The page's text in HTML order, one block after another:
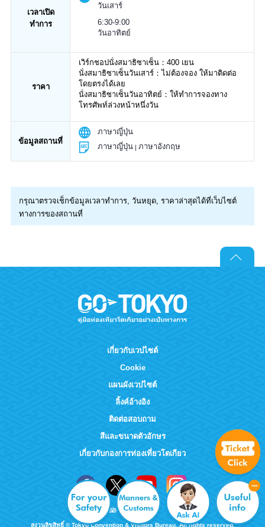
เวลาเปิด
ทำการ
วันเสาร์
6:30-9:00
วันอาทิตย์
ราคา
เวิร์กชอปนั่งสมาธิซาเซ็น：400 เยน
นั่งสมาธิซาเซ็นวันเสาร์：ไม่ต้องจอง ให้มาติดต่อ
โดยตรงได้เลย
นั่งสมาธิซาเซ็นวันอาทิตย์：ให้ทำการจองทาง
โทรศัพท์ล่วงหน้าหนึ่งวัน
ข้อมูลสถานที่
ภาษาญี่ปุ่น
ภาษาญี่ปุ่น ภาษาอังกฤษ
กรุณาตรวจเช็กข้อมูลเวลาทำการ, วันหยุด, ราคาล่าสุดได้ที่เว็บไซต์
ทางการของสถานที่
เกี่ยวกับเวปไซต์
Cookie
แผนผังเวปไซต์
ลิ้งค์อ้างอิง
ติดต่อสอบถาม
สีและขนาดตัวอักษร
เกี่ยวกับกองการท่องเที่ยวโตเกียว
สงวนลิขสิทธิ์ © Tokyo Convention & Visitors Bureau. All rights reserved.